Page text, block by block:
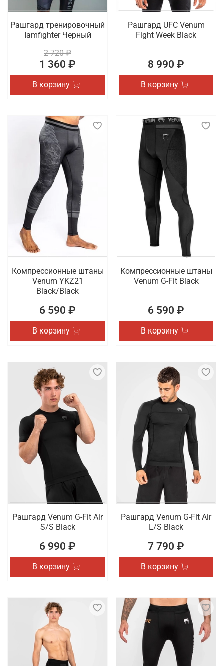
Рашгард тренировочный
Iamfighter Черный
2 720 ₽
1 360 ₽
В корзину
Рашгард UFC Venum
Fight Week Black
8 990 ₽
В корзину
Компрессионные штаны
Venum YKZ21
Black/Black
6 590 ₽
В корзину
Компрессионные штаны
Venum G-Fit Black
6 590 ₽
В корзину
Рашгард Venum G-Fit Air
S/S Black
6 990 ₽
В корзину
Рашгард Venum G-Fit Air
L/S Black
7 790 ₽
В корзину